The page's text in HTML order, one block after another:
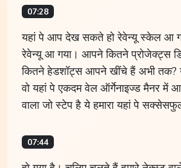
07:28
यहां पे आप देख सकते हो रेवेन्यू स्केल आ
रेवेन्यू आ गया। आपने कितने प्रोजेक्ट्स
कितने हेडशॉट्स आपने खींचे हैं अभी तक?
वो यहां पे एकदम वेल ऑर्गेनाइज्ड मैनर में
वाला जो स्टेप है ये हमारा यहां पे
07:44